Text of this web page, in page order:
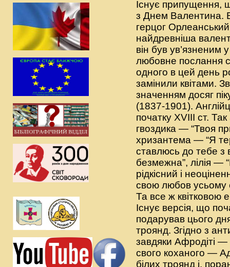
Існує припущення,
з Днем Валентина.
герцог
найдревніша
він був ув’язненим
любовне послання
одного в цей день
замінили квітами.
значенням досяг
(1837-1901).
початку ХVІІІ ст.
гвоздика — “Твоя
хризантема — “Я
ставлюсь до тебе з
безмежна”, лілія —
рідкісний і
свою любов усьому
Та все ж квітковою
Існує версія, що
подарував цього
троянд. Згідно з
завдяки Афродіті —
свого коханого —
білих троянд і,